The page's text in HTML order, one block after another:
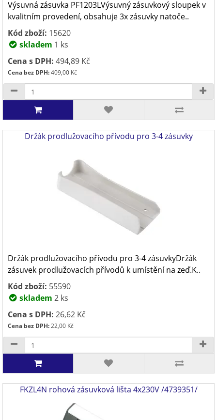
Výsuvná zásuvka PF1203LVýsuvný zásuvkový sloupek v
kvalitním provedení, obsahuje 3x zásuvky natoče..
Kód zboží: 15620
skladem 1 ks
Cena s DPH: 494,89 Kč
Cena bez DPH:409,00 Kč
Držák prodlužovacího přívodu pro 3-4 zásuvky
Držák prodlužovacího přívodu pro 3-4 zásuvkyDržák
zásuvek prodlužovacích přívodů k umístění na zeď.K..
Kód zboží: 55590
skladem 2 ks
Cena s DPH: 26,62 Kč
Cena bez DPH:22,00 Kč
FKZL4N rohová zásuvková lišta 4x230V /4739351/